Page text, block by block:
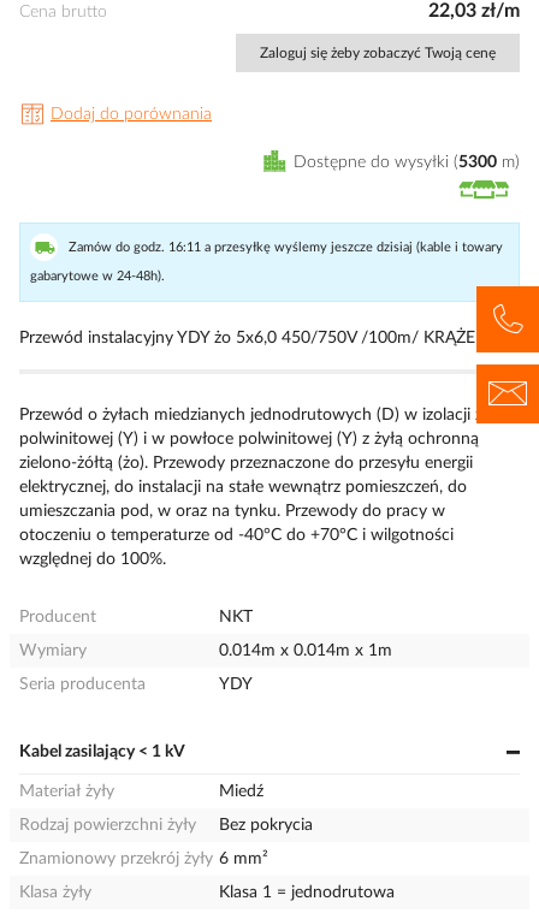
Cena brutto 22,03 zł/m
Zaloguj się żeby zobaczyć Twoją cenę
Dodaj do porównania
Dostępne do wysyłki 5300 m
Zamów do godz. 16:11 a przesyłkę wyślemy jeszcze dzisiaj (kable i towary
gabarytowe w 24-48h).
Przewód instalacyjny YDY żo 5x6,0 450/750V /100m/ KRĄŻEK
Przewód o żyłach miedzianych jednodrutowych (D) w izolacji z
polwinitowej (Y) i w powłoce polwinitowej (Y) z żyłą ochronną
zielono-żółtą (żo). Przewody przeznaczone do przesyłu energii
elektrycznej, do instalacji na stałe wewnątrz pomieszczeń, do
umieszczania pod, w oraz na tynku. Przewody do pracy w
otoczeniu o temperaturze od -40°C do +70°C i wilgotności
względnej do 100%.
Producent
NKT
Wymiary
0.014m x 0.014m x 1m
Seria producenta
YDY
Kabel zasilający < 1 kV
Materiał żyły
Miedź
Rodzaj powierzchni żyły
Bez pokrycia
Znamionowy przekrój żyły 6 mm²
Klasa żyły
Klasa 1 = jednodrutowa